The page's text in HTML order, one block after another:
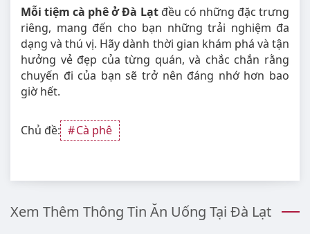
Mỗi tiệm cà phê ở Đà Lạtđều có những đặc trưng
riêng, mang đến cho bạn những trải nghiệm đa
dạng và thú vị. Hãy dành thời gian khám phá và tận
hưởng vẻ đẹp của từng quán, và chắc chắn rằng
chuyến đi của bạn sẽ trở nên đáng nhớ hơn bao
giờ hết.
Chủ đề: Cà phê
Xem Thêm Thông Tin Ăn Uống Tại Đà Lạt